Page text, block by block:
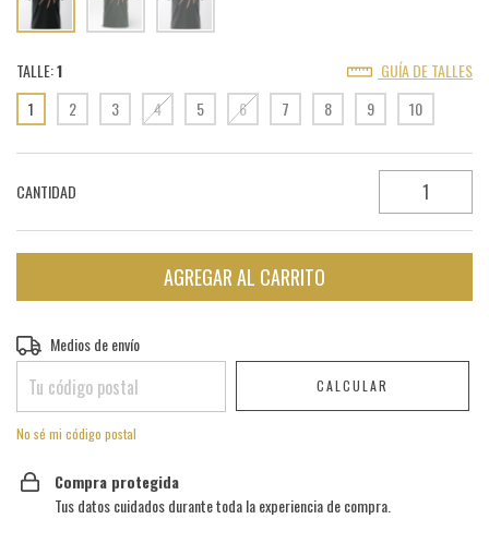
TALLE:1
GUÍA DE TALLES
1
2 3 4 5 6 7 8 9 10
CANTIDAD
Entregas para el CP:
Medios de envío
CALCULAR
No sé mi código postal
Compra protegida
Tus datos cuidados durante toda la experiencia de compra.